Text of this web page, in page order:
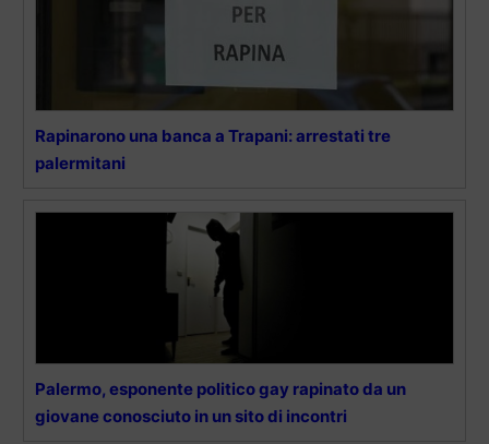
Rapinarono una banca a Trapani: arrestati tre
palermitani
Palermo, esponente politico gay rapinato da un
giovane conosciuto in un sito di incontri